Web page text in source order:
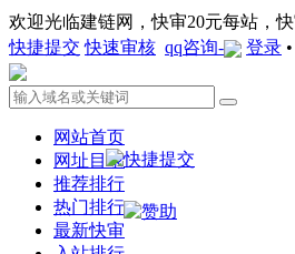
欢迎光临建链网，快审20元每站，
快捷提交 快速审核 qq咨询- 登录 •
网站首页
网址目录
推荐排行
热门排行
最新快审